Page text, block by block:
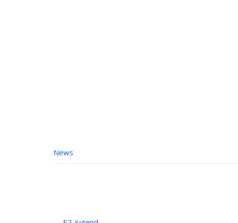
News